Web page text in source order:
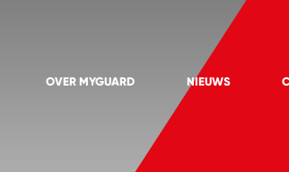
OVER MYGUARD NIEUWS